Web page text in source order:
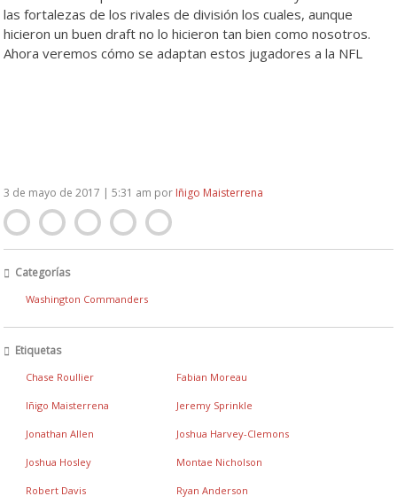
las fortalezas de los rivales de división los cuales, aunque
hicieron un buen draft no lo hicieron tan bien como nosotros.
Ahora veremos cómo se adaptan estos jugadores a la NFL
3 de mayo de 2017 | 5:31 am por Iñigo Maisterrena
Categorías
Washington Commanders
Etiquetas
Chase Roullier Fabian Moreau
Iñigo Maisterrena Jeremy Sprinkle
Jonathan Allen Joshua Harvey-Clemons
Joshua Hosley Montae Nicholson
Robert Davis Ryan Anderson